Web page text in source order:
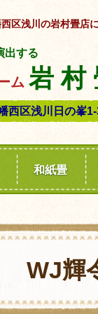
区浅川の岩村畳店
出する
ム 岩 村
西区浅川日の峯
和紙畳
WJ輝